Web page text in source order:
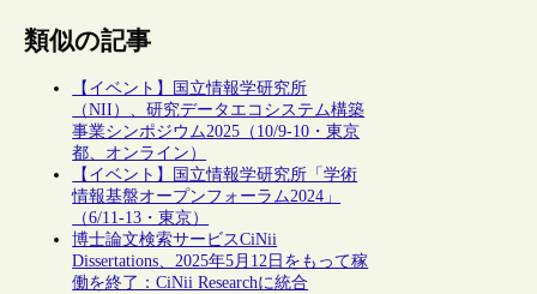
類似の記事
【イベント】国立情報学研究所
（NII）、研究データエコシステム構築
事業シンポジウム2025（10/9-10・東京
都、オンライン）
【イベント】国立情報学研究所「学術
情報基盤オープンフォーラム2024」
（6/11-13・東京）
博士論文検索サービスCiNii
Dissertations、2025年5月12日をもって稼
働を終了：CiNii Researchに統合